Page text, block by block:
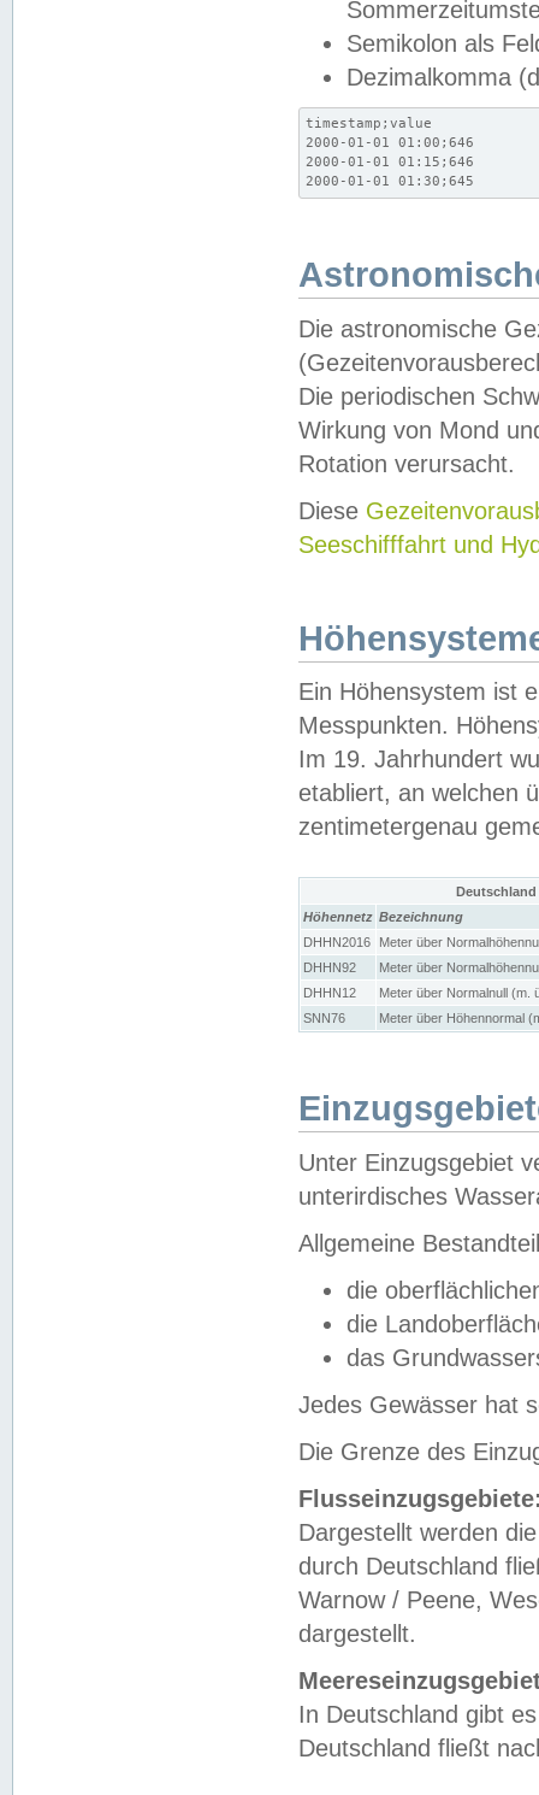
Semikolon als
Dezimalkomma
timestamp;value
2000-01-01 01:00;646
2000-01-01 01:15;646
2000-01-01 01:30;645
Die astronomische
Die periodischen
Wirkung von Mond
Rotation verursacht.
Diese
Seeschifffahrt und
Ein Höhensystem ist
Messpunkten.
Im 19. Jahrhundert
etabliert, an welchen
zentimetergenau
Höhennetz Bezeichnung
DHHN2016
Meter über
DHHN92
Meter über
DHHN12
Meter über Normalnull (m.
SNN76
Meter über Höhennormal
Unter Einzugsgebiet
unterirdisches
Allgemeine
die
die
das
Jedes Gewässer hat
Die Grenze des
Dargestellt werden
durch Deutschland
Warnow / Peene,
dargestellt.
In Deutschland gibt
Deutschland fließt